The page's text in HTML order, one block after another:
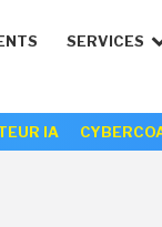
SERVICES
IA